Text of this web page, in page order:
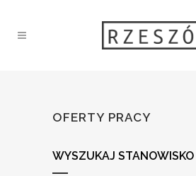
OFERTY PRACY
WYSZUKAJ STANOWISKO